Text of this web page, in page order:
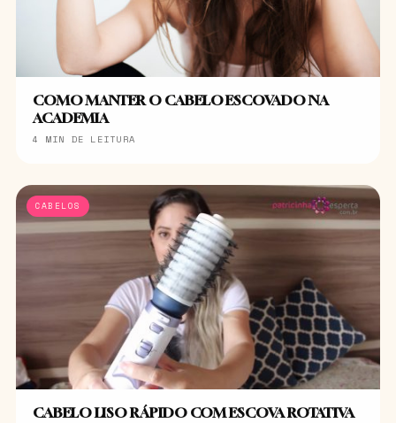
COMO MANTER O CABELO ESCOVADO NA
ACADEMIA
4 MIN DE LEITURA
CABELOS
CABELO LISO RÁPIDO COM ESCOVA ROTATIVA